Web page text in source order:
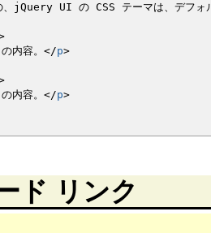
、jQuery UI の CSS テーマは、デフォ
内容。 </p>
内容。 </p>
ド リンク